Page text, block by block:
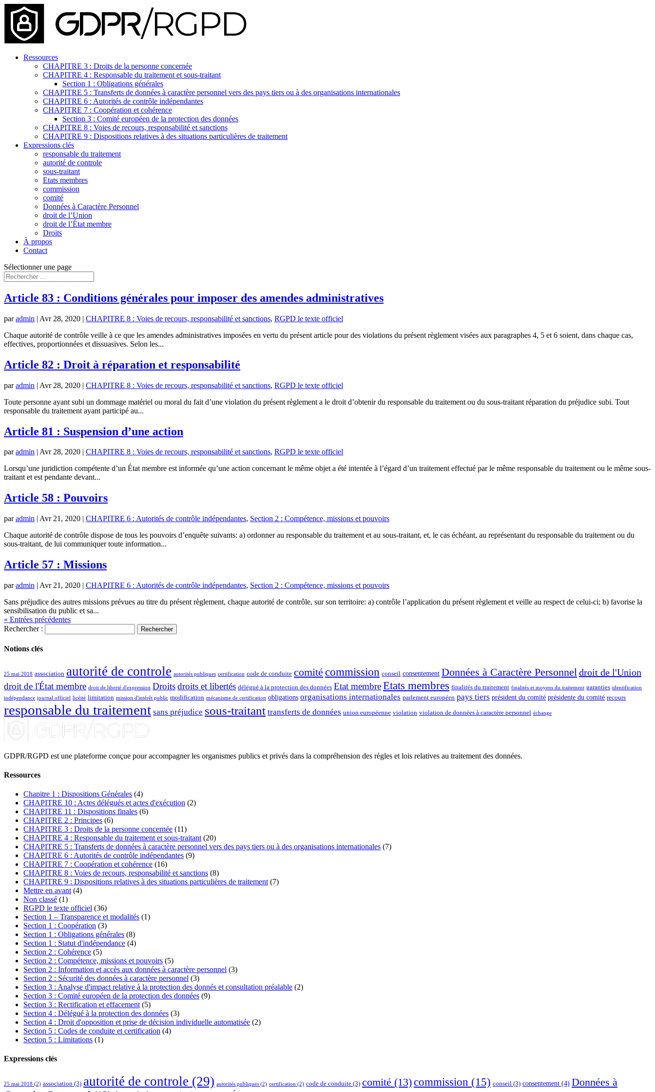
Ressources
CHAPITRE 3 : Droits de la personne concernée
CHAPITRE 4 : Responsable du traitement et sous-traitant
Section 1 : Obligations générales
CHAPITRE 5 : Transferts de données à caractère personnel vers des pays tiers ou à des organisations internationales
CHAPITRE 6 : Autorités de contrôle indépendantes
CHAPITRE 7 : Coopération et cohérence
Section 3 : Comité européen de la protection des données
CHAPITRE 8 : Voies de recours, responsabilité et sanctions
CHAPITRE 9 : Dispositions relatives à des situations particulières de traitement
Expressions clés
responsable du traitement
autorité de controle
sous-traitant
Etats membres
commission
comité
Données à Caractère Personnel
droit de l’Union
droit de l’État membre
Droits
À propos
Contact
Sélectionner une page
Article 83 : Conditions générales pour imposer des amendes administratives
paradmin | Avr 28, 2020 | CHAPITRE 8 : Voies de recours, responsabilité et sanctions, RGPD le texte officiel
Chaque autorité de contrôle veille à ce que les amendes administratives imposées en vertu du présent article pour des violations du présent règlement visées aux paragraphes 4, 5 et 6 soient, dans chaque cas,
effectives, proportionnées et dissuasives. Selon les...
Article 82 : Droit à réparation et responsabilité
paradmin | Avr 28, 2020 | CHAPITRE 8 : Voies de recours, responsabilité et sanctions, RGPD le texte officiel
Toute personne ayant subi un dommage matériel ou moral du fait d’une violation du présent règlement a le droit d’obtenir du responsable du traitement ou du sous-traitant réparation du préjudice subi. Tout
responsable du traitement ayant participé au...
Article 81 : Suspension d’une action
paradmin | Avr 28, 2020 | CHAPITRE 8 : Voies de recours, responsabilité et sanctions, RGPD le texte officiel
Lorsqu’une juridiction compétente d’un État membre est informée qu’une action concernant le même objet a été intentée à l’égard d’un traitement effectué par le même responsable du traitement ou le même sous-
traitant et est pendante devant...
Article 58 : Pouvoirs
paradmin | Avr 21, 2020 | CHAPITRE 6 : Autorités de contrôle indépendantes, Section 2 : Compétence, missions et pouvoirs
Chaque autorité de contrôle dispose de tous les pouvoirs d’enquête suivants: a) ordonner au responsable du traitement et au sous-traitant, et, le cas échéant, au représentant du responsable du traitement ou du
sous-traitant, de lui communiquer toute information...
Article 57 : Missions
paradmin | Avr 21, 2020 | CHAPITRE 6 : Autorités de contrôle indépendantes, Section 2 : Compétence, missions et pouvoirs
Sans préjudice des autres missions prévues au titre du présent règlement, chaque autorité de contrôle, sur son territoire: a) contrôle l’application du présent règlement et veille au respect de celui-ci; b) favorise la
sensibilisation du public et sa...
« Entrées précédentes
Rechercher :
Notions clés
25 mai 2018 association autorité de controle autorités publiques certification code de conduite comité commission conseil consentement Données à Caractère Personnel droit de l'Union
droit de l'État membre droit de liberté d'expression Droits droits et libertés délégué à la protection des données Etat membre Etats membres finalités du traitement finalités et moyens du traitement garanties identification
indépendance journal officiel licéité limitation mission d'intérêt public modification mécanisme de certification obligations organisations internationales parlement européen pays tiers président du comité présidente du comité recours
responsable du traitement sans préjudice sous-traitant transferts de données union européenne violation violation de données à caractère personnel échange
GDPR/RGPD est une plateforme conçue pour accompagner les organismes publics et privés dans la compréhension des règles et lois relatives au traitement des données.
Ressources
Chapitre 1 : Dispositions Générales (4)
CHAPITRE 10 : Actes délégués et actes d'exécution (2)
CHAPITRE 11 : Dispositions finales (6)
CHAPITRE 2 : Principes (6)
CHAPITRE 3 : Droits de la personne concernée (11)
CHAPITRE 4 : Responsable du traitement et sous-traitant (20)
CHAPITRE 5 : Transferts de données à caractère personnel vers des pays tiers ou à des organisations internationales (7)
CHAPITRE 6 : Autorités de contrôle indépendantes (9)
CHAPITRE 7 : Coopération et cohérence (16)
CHAPITRE 8 : Voies de recours, responsabilité et sanctions (8)
CHAPITRE 9 : Dispositions relatives à des situations particulières de traitement (7)
Mettre en avant (4)
Non classé (1)
RGPD le texte officiel (36)
Section 1 – Transparence et modalités (1)
Section 1 : Coopération (3)
Section 1 : Obligations générales (8)
Section 1 : Statut d'indépendance (4)
Section 2 : Cohérence (5)
Section 2 : Compétence, missions et pouvoirs (5)
Section 2 : Information et accès aux données à caractère personnel (3)
Section 2 : Sécurité des données à caractère personnel (3)
Section 3 : Analyse d'impact relative à la protection des donnés et consultation préalable (2)
Section 3 : Comité européen de la protection des données (9)
Section 3 : Rectification et effacement (5)
Section 4 : Délégué à la protection des données (3)
Section 4 : Droit d'opposition et prise de décision individuelle automatisée (2)
Section 5 : Codes de conduite et certification (4)
Section 5 : Limitations (1)
Expressions clés
25 mai 2018 (2) association (3) autorité de controle (29) autorités publiques (2) certification (2) code de conduite (3) comité (13)commission (15) conseil (3) consentement (4) Données à